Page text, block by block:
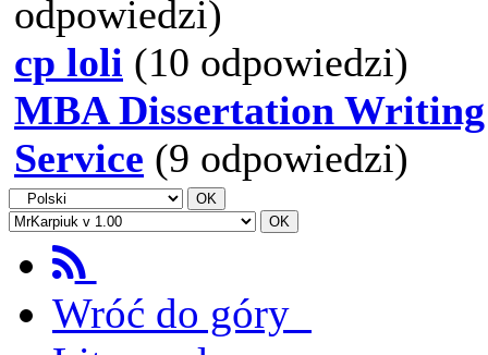
odpowiedzi)
cp loli (10 odpowiedzi)
MBA Dissertation Writing
Service (9 odpowiedzi)
Wróć do góry